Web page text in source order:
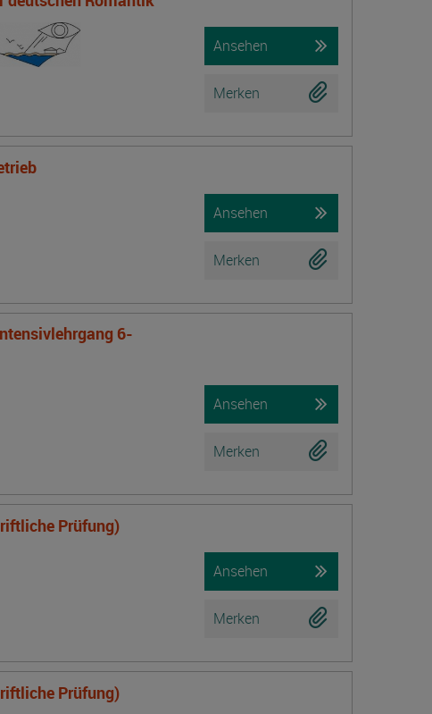
Ansehen
Merken
Ansehen
Merken
6-
Ansehen
Merken
Prüfung)
Ansehen
Merken
Prüfung)